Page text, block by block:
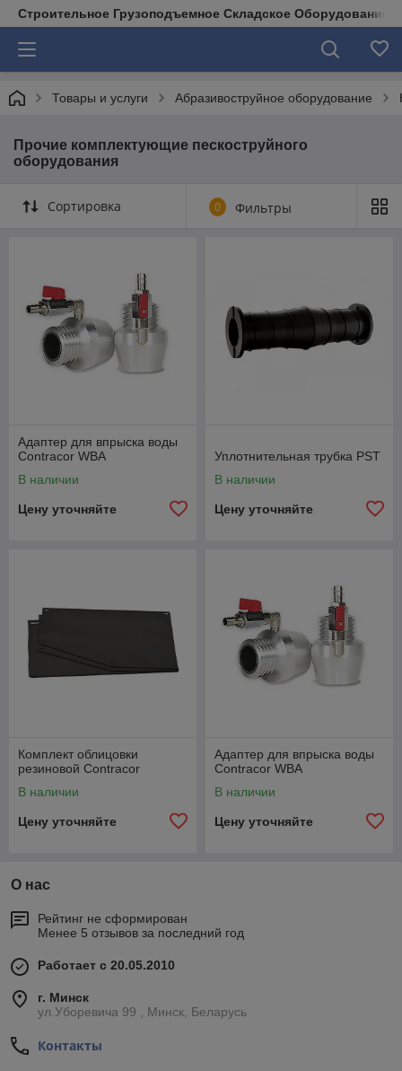
Строительное Грузоподъемное Складское Оборудование
Товары и услуги Абразивоструйное оборудование
Прочие комплектующие пескоструйного
оборудования
Сортировка 0 Фильтры
Адаптер для впрыска воды
Contracor WBA
В наличии
Цену уточняйте
Уплотнительная трубка PST
В наличии
Цену уточняйте
Комплект облицовки
резиновой Contracor
В наличии
Цену уточняйте
Адаптер для впрыска воды
Contracor WBA
В наличии
Цену уточняйте
О нас
Рейтинг не сформирован
Менее 5 отзывов за последний год
Работает с 20.05.2010
г. Минск
ул.Уборевича 99 , Минск, Беларусь
Контакты